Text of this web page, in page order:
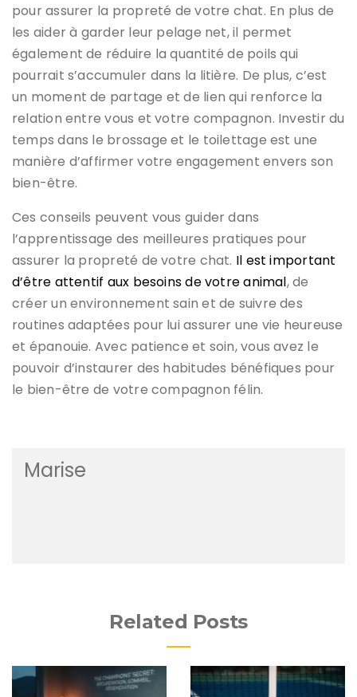
pour assurer la propreté de votre chat. En plus de
les aider à garder leur pelage net, il permet
également de réduire la quantité de poils qui
pourrait s’accumuler dans la litière. De plus, c’est
un moment de partage et de lien qui renforce la
relation entre vous et votre compagnon. Investir du
temps dans le brossage et le toilettage est une
manière d’affirmer votre engagement envers son
bien-être.
Ces conseils peuvent vous guider dans
l’apprentissage des meilleures pratiques pour
assurer la propreté de votre chat. Il est important
d’être attentif aux besoins de votre animal, de
créer un environnement sain et de suivre des
routines adaptées pour lui assurer une vie heureuse
et épanouie. Avec patience et soin, vous avez le
pouvoir d’instaurer des habitudes bénéfiques pour
le bien-être de votre compagnon félin.
Marise
Related Posts